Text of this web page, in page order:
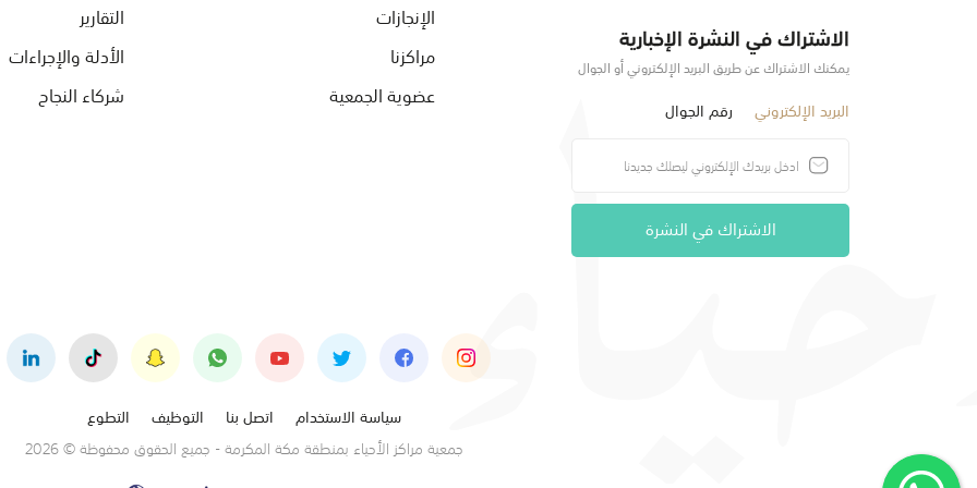
الاشتراك في النشرة الإخبارية
يمكنك الاشتراك عن طريق البريد الإلكتروني أو الجوال
البريد الإلكتروني رقم الجوال
الاشتراك في النشرة
الإنجازات
مراكزنا
عضوية الجمعية
التقارير
الأدلة والإجراءات
شركاء النجاح
سياسة الاستخدام اتصل بنا التوظيف
التطوع
جمعية مراكز الأحياء بمنطقة مكة المكرمة - جميع الحقوق محفوظة © 2026